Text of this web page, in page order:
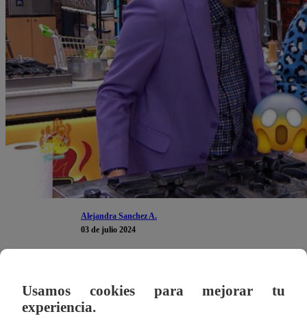
Alejandra Sanchez A.
03 de julio 2024
de “El Gran Chef Famosos”; pero esta vez sí lo hizo
Usamos cookies para mejorar tu
experiencia.